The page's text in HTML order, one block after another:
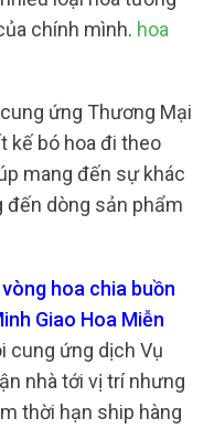
chính mình. hoa
ứng Thương Mại
kế bó hoa đi theo
mang đến sự khác
đến dòng sản phẩm
hoa chia buồn
Giao Hoa Miễn
cung ứng dịch Vụ
nhà tới vị trí nhưng
thời hạn ship hàng